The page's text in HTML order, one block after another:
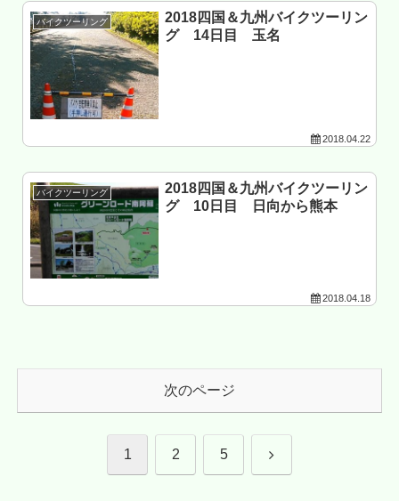
バイクツーリング
2018四国＆九州バイクツーリン
グ 14日目 玉名
2018.04.22
バイクツーリング
2018四国＆九州バイクツーリン
グ 10日目 日向から熊本
2018.04.18
次のページ
1 2 5 次